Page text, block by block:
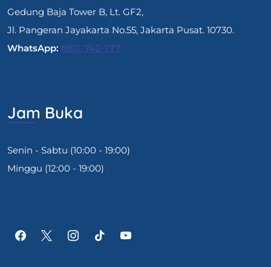
Gedung Baja Tower B, Lt. GF2,
Jl. Pangeran Jayakarta No.55, Jakarta Pusat. 10730.
WhatsApp: 0811-742-777
Jam Buka
Senin - Sabtu (10:00 - 19:00)
Minggu (12:00 - 19:00)